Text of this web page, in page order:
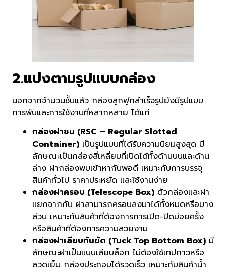
2.แบ่งตามรูปแบบกล่อง
นอกจากจำนวนชั้นแล้ว กล่องลูกฟูกสำเร็จรูปยังมีรูปแบบ
การพับและการใช้งานที่หลากหลาย ได้แก่
กล่องฝาชน (RSC – Regular Slotted
Container) เป็นรูปแบบที่ได้รับความนิยมสูงสุด มี
ลักษณะเป็นกล่องสี่เหลี่ยมที่เปิดได้ทั้งด้านบนและด้าน
ล่าง ฝากล่องพบเข้าหากันพอดี เหมาะกับการบรรจุ
สินค้าทั่วไป ราคาประหยัด และใช้งานง่าย
กล่องฝาครอบ (Telescope Box) ตัวกล่องและฝา
แยกจากกัน ฝาสามารถครอบลงมาได้ทั้งหมดหรือบาง
ส่วน เหมาะกับสินค้าที่ต้องการการเปิด-ปิดบ่อยครั้ง
หรือสินค้าที่ต้องการความสวยงาม
กล่องฝาเสียบก้นขัด (Tuck Top Bottom Box) มี
ลักษณะฝาเป็นแบบเสียบล็อก ไม่ต้องใช้เทปกาวหรือ
ลวดเย็บ กล่องประกอบได้รวดเร็ว เหมาะกับสินค้าน้ำ